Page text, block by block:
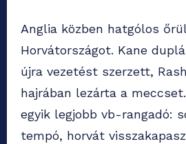
Anglia közben hatgólos
Horvátországot. Kane
újra vezetést szerzett,
hajrában lezárta a
egyik legjobb vb-rangadó:
tempó, horvát